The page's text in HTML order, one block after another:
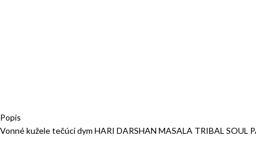
Popis
Vonné kužele tečúci dym HARI DARSHAN MASALA TRIBAL SOUL